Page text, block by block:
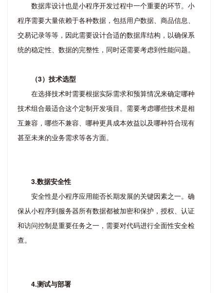
数据库设计也是小程序开发过程中一个重要的环节。小
程序需要大量依赖于各种数据，包括用户数据、商品信息、
交易记录等等，因此需要设计合适的数据库结构，以确保系
统的稳定性、数据的完整性，同时还需要考虑到性能问题。
（3）技术选型
在选择技术时需要根据实际需求和预算情况来确定哪种
技术组合最适合这个定制开发项目。需要考虑哪些技术是相
互兼容，哪些不兼容、哪种更具成本效益以及哪种符合现有
甚至未来的业务需求等各方面。
3.数据安全性
安全性是小程序应用能否长期发展的关键因素之一。确
保从小程序到服务器所有数据都被加密和保护，授权、认证
和访问控制是重要任务之一，需要对代码进行全面性安全检
查。
4.测试与部署